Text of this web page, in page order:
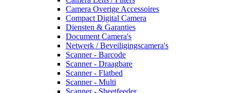
Camera Overige Accessoires
Compact Digital Camera
Diensten & Garanties
Document Camera's
Netwerk / Beveiligingscamera's
Scanner - Barcode
Scanner - Draagbare
Scanner - Flatbed
Scanner - Multi
Scanner - Sheetfeeder